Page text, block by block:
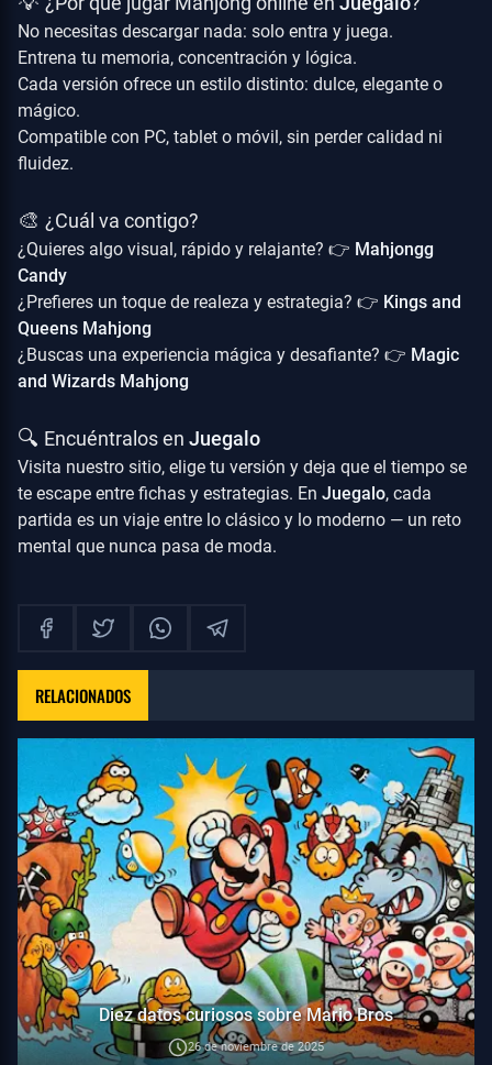
No necesitas descargar nada: solo entra y juega.
Entrena tu memoria, concentración y lógica.
Cada versión ofrece un estilo distinto: dulce, elegante o
mágico.
Compatible con PC, tablet o móvil, sin perder calidad ni
fluidez.
🎨 ¿Cuál va contigo?
¿Quieres algo visual, rápido y relajante? 👉 Mahjongg
Candy
¿Prefieres un toque de realeza y estrategia? 👉 Kings and
Queens Mahjong
¿Buscas una experiencia mágica y desafiante? 👉 Magic
and Wizards Mahjong
🔍 Encuéntralos en Juegalo
Visita nuestro sitio, elige tu versión y deja que el tiempo se
te escape entre fichas y estrategias. En Juegalo, cada
partida es un viaje entre lo clásico y lo moderno — un reto
mental que nunca pasa de moda.
RELACIONADOS
Diez datos curiosos sobre Mario Bros
26 de noviembre de 2025